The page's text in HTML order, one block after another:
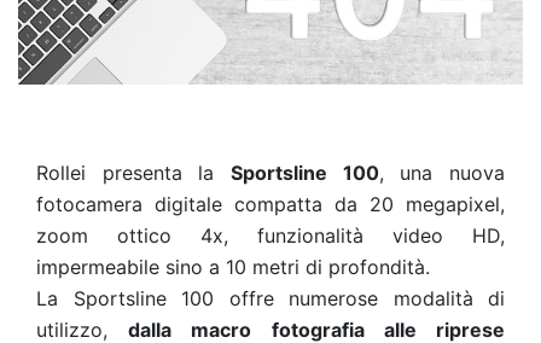
Rollei presenta la Sportsline 100, una nuova
fotocamera digitale compatta da 20 megapixel,
zoom ottico 4x, funzionalità video HD,
impermeabile sino a 10 metri di profondità.
La Sportsline 100 offre numerose modalità di
utilizzo,dalla macro fotografia alle riprese